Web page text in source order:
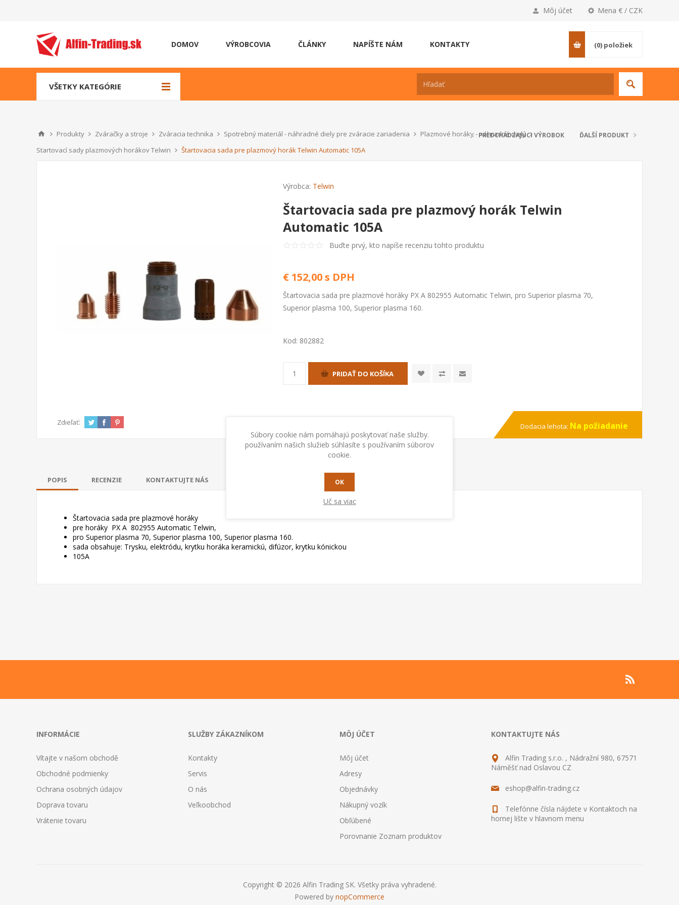
Mena € / CZK
Môj účet
DOMOV VÝROBCOVIA ČLÁNKY NAPÍŠTE NÁM KONTAKTY (0) položiek
VŠETKY KATEGÓRIE
Produkty Zváračky a stroje Zváracia technika Spotrebný materiál - náhradné diely pre zváracie zariadenia
Plazmové horáky - náhradné diely
Startovací sady plazmových horákov Telwin
Štartovacia sada pre plazmový horák Telwin Automatic 105A
PREDCHÁDZAJÚCI VÝROBOK ĎALŠÍ PRODUKT
Výrobca: Telwin
Štartovacia sada pre plazmový horák Telwin
Automatic 105A
Buďte prvý, kto napíše recenziu tohto produktu
€ 152,00 s DPH
Štartovacia sada pre plazmové horáky PX A 802955 Automatic Telwin, pro Superior plasma 70,
Superior plasma 100, Superior plasma 160.
Kod: 802882
PRIDAŤ DO KOŠÍKA
Zdieľať: Dodacia lehota: Na požiadanie
POPIS RECENZIE KONTAKTUJTE NÁS
Štartovacia sada pre plazmové horáky
pre horáky PX A 802955 Automatic Telwin,
pro Superior plasma 70, Superior plasma 100, Superior plasma 160.
sada obsahuje: Trysku, elektródu, krytku horáka keramickú, difúzor, krytku kónickou
105A
INFORMÁCIE
Vítajte v našom obchodě
Obchodné podmienky
Ochrana osobných údajov
Doprava tovaru
Vrátenie tovaru
SLUŽBY ZÁKAZNÍKOM
Kontakty
Servis
O nás
Veľkoobchod
MÔJ ÚČET
Môj účet
Adresy
Objednávky
Nákupný vozík
Obľúbené
Porovnanie Zoznam produktov
KONTAKTUJTE NÁS
Alfin Trading s.r.o. , Nádražní 980, 67571
Náměšť nad Oslavou CZ
eshop@alfin-trading.cz
Telefónne čísla nájdete v Kontaktoch na
hornej lište v hlavnom menu
Copyright © 2026 Alfin Trading SK. Všetky práva vyhradené.
Powered by nopCommerce
Súbory cookie nám pomáhajú poskytovať naše služby.
používaním našich služieb súhlasíte s používaním súborov
cookie.
OK
Uč sa viac